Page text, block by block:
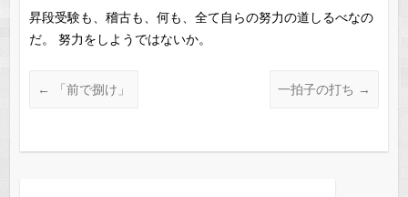
昇段受験も、稽古も、何も、全て自らの努力の道しるべなの
だ。 努力をしようではないか。
← 「前で捌け」 一拍子の打ち →